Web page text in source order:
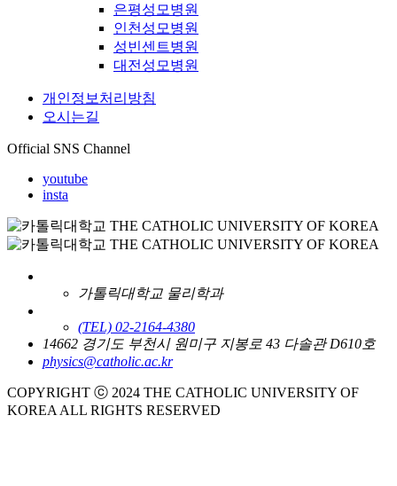
은평성모병원
인천성모병원
성빈센트병원
대전성모병원
개인정보처리방침
오시는길
Official SNS Channel
youtube
insta
가톨릭대학교 물리학과
(TEL) 02-2164-4380
14662 경기도 부천시 원미구 지봉로 43 다솔관 D610호
physics@catholic.ac.kr
COPYRIGHT ⓒ 2024 THE CATHOLIC UNIVERSITY OF
KOREA ALL RIGHTS RESERVED